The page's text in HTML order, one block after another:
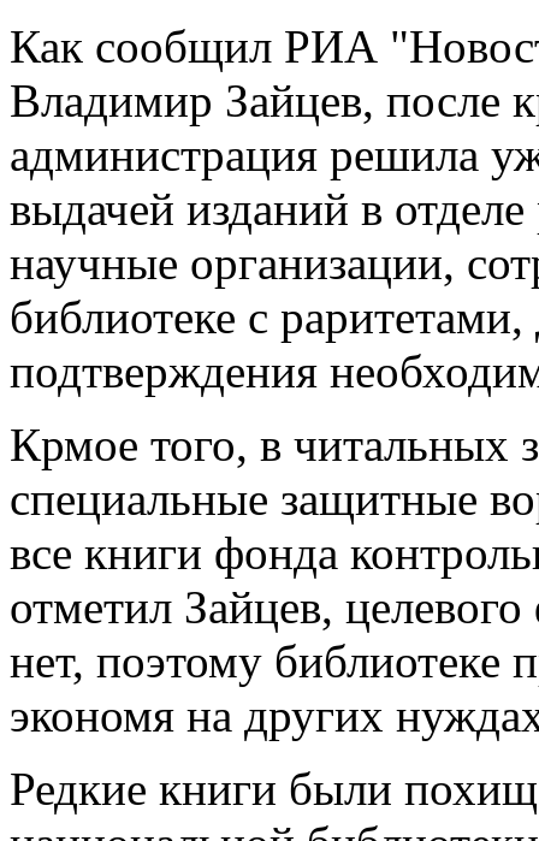
Как сообщил РИА
Владимир Зайцев, после
администрация решила
выдачей изданий в
научные организации,
библиотеке с
подтверждения
Крмое того, в читальных
специальные защитные
все книги фонда
отметил Зайцев,
нет, поэтому библиотеке
экономя на других
Редкие книги были